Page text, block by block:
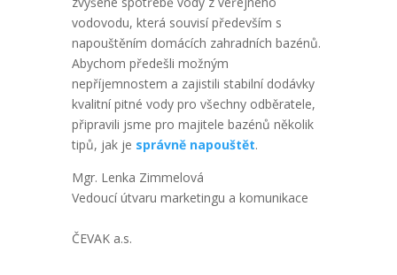
vodovodu, která souvisí především s
napouštěním domácích zahradních bazénů.
Abychom předešli možným
nepříjemnostem a zajistili stabilní dodávky
kvalitní pitné vody pro všechny odběratele,
připravili jsme pro majitele bazénů několik
tipů, jak je správně napouštět.
Mgr. Lenka Zimmelová
Vedoucí útvaru marketingu a komunikace
ČEVAK a.s.